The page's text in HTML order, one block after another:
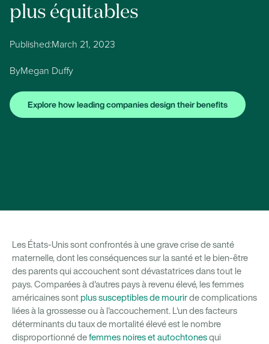
plus équitables
Published:March 21, 2023
ByMegan Duffy
Explore how leading companies design their benefits
Les États-Unis sont confrontés à une grave crise de santé
maternelle, dont les conséquences sur la santé et le bien-être
des parents qui accouchent sont dévastatrices dans tout le
pays. Comparées à d'autres pays à revenu élevé, les femmes
américaines sontplus susceptibles de mourirde complications
liées à la grossesse ou à l'accouchement. L'un des facteurs
déterminants du taux de mortalité élevé est le nombre
disproportionné defemmes noires et autochtonesqui